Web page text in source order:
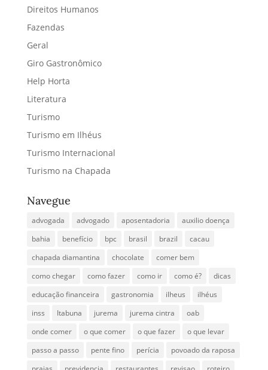
Direitos Humanos
Fazendas
Geral
Giro Gastronômico
Help Horta
Literatura
Turismo
Turismo em Ilhéus
Turismo Internacional
Turismo na Chapada
Navegue
advogada advogado aposentadoria
auxilio doença
bahia
benefício bpc brasil brazil
cacau
chapada diamantina
chocolate
comer bem
como chegar
como fazer como ir como é?
dicas
educação financeira
gastronomia ilheus
ilhéus
inss
Itabuna jurema jurema cintra
oab
onde comer
o que comer o que fazer
o que levar
passo a passo
pente fino perícia
povoado da raposa